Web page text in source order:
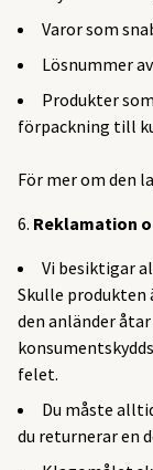
Varor som
Lösnummer
Produkter
förpackning till
För mer om den
Reklamation
Vi besiktigar
Skulle produkten
den anländer
felet.
Du måste
du returnerar en